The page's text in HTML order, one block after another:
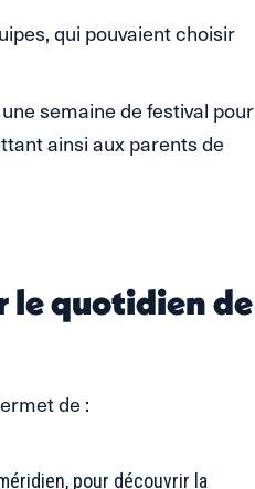
qui pouvaient choisir
semaine de festival pour
ainsi aux parents de
le quotidien de
de :
pour découvrir la